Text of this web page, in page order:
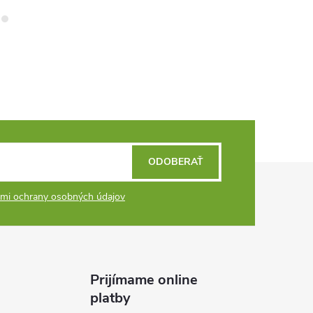
ochrany osobných údajov
ODOBERAŤ
Prijímame online
platby